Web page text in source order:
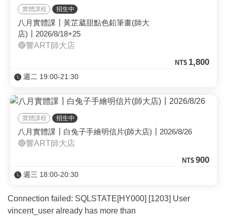
實體課程 招生中
八月實體課┃黃芷葳甜點色鉛筆畫(師大
店)┃2026/8/18+25
🔴響ART師大店
NT$ 1,800
週二 19:00-21:30
實體課程 招生中
八月實體課┃白兔子手繪明信片(師大店)┃2026/8/26
🔴響ART師大店
NT$ 900
週三 18:00-20:30
Connection failed: SQLSTATE[HY000] [1203] User
vincent_user already has more than